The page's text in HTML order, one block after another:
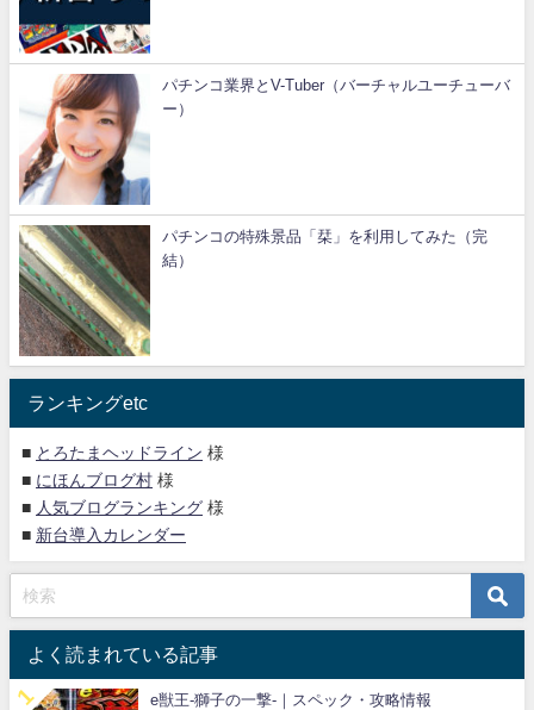
パチンコ業界とV-Tuber（バーチャルユーチューバ
ー）
パチンコの特殊景品「栞」を利用してみた（完
結）
ランキングetc
■ とろたまヘッドライン 様
■ にほんブログ村 様
■ 人気ブログランキング 様
■ 新台導入カレンダー
よく読まれている記事
e獣王-獅子の一撃-｜スペック・攻略情報